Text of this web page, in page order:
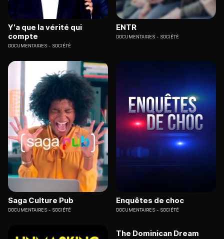
Y'a que la vérité qui
compte
DOCUMENTAIRES SOCIÉTÉ
ENTR
DOCUMENTAIRES SOCIÉTÉ
Saga Culture Pub
DOCUMENTAIRES SOCIÉTÉ
Enquêtes de choc
DOCUMENTAIRES SOCIÉTÉ
The Dominican Dream